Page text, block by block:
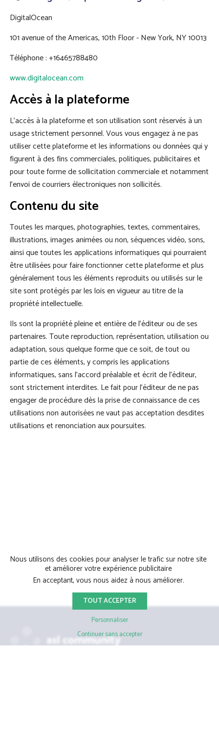
DigitalOcean
101 avenue of the Americas, 10th Floor - New York, NY 10013
Téléphone : +16465788480
www.digitalocean.com
Accès à la plateforme
L’accès à la plateforme et son utilisation sont réservés à un
usage strictement personnel. Vous vous engagez à ne pas
utiliser cette plateforme et les informations ou données qui y
figurent à des fins commerciales, politiques, publicitaires et
pour toute forme de sollicitation commerciale et notamment
l’envoi de courriers électroniques non sollicités.
Contenu du site
Toutes les marques, photographies, textes, commentaires,
illustrations, images animées ou non, séquences vidéo, sons,
ainsi que toutes les applications informatiques qui pourraient
être utilisées pour faire fonctionner cette plateforme et plus
généralement tous les éléments reproduits ou utilisés sur le
site sont protégés par les lois en vigueur au titre de la
propriété intellectuelle.
Ils sont la propriété pleine et entière de l’éditeur ou de ses
partenaires. Toute reproduction, représentation, utilisation ou
adaptation, sous quelque forme que ce soit, de tout ou
partie de ces éléments, y compris les applications
informatiques, sans l’accord préalable et écrit de l’éditeur,
sont strictement interdites. Le fait pour l’éditeur de ne pas
engager de procédure dès la prise de connaissance de ces
utilisations non autorisées ne vaut pas acceptation desdites
utilisations et renonciation aux poursuites.
Nous utilisons des cookies pour analyser le trafic sur notre site
et améliorer votre expérience publicitaire
En acceptant, vous nous aidez à nous améliorer.
TOUT ACCEPTER
Personnaliser
Continuer sans accepter